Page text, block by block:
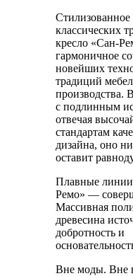
Стилизованное
классических
кресло «Сан-
гармоничное
новейших
традиций
производства.
с подлинным
отвечая
стандартам
дизайна, оно
оставит
Плавные
Ремо» —
Массивная
древесина
добротность и
Вне моды. Вне